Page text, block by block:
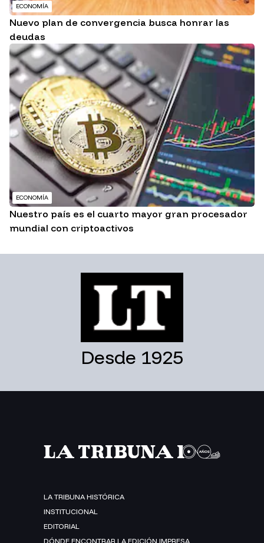
ECONOMÍA
Nuevo plan de convergencia busca honrar las
deudas
ECONOMÍA
Nuestro país es el cuarto mayor gran procesador
mundial con criptoactivos
Desde 1925
LA TRIBUNA HISTÓRICA
INSTITUCIONAL
EDITORIAL
DÓNDE ENCONTRAR LA EDICIÓN IMPRESA